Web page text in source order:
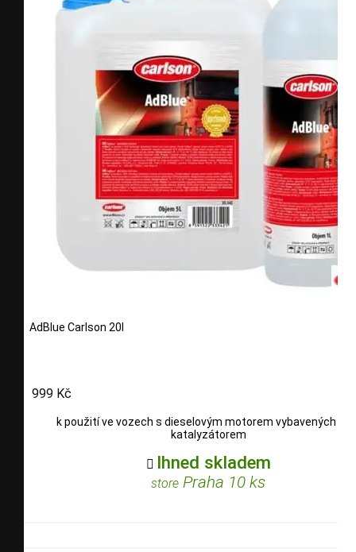
AdBlue Carlson 20l
999 Kč
k použití ve vozech s dieselovým motorem vybavených
katalyzátorem
 Ihned skladem
store Praha 10 ks